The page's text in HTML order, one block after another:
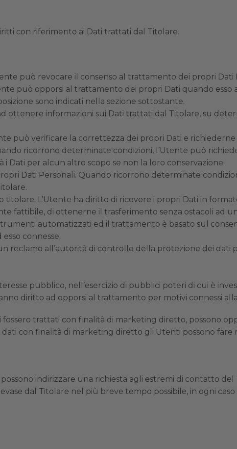
con riferimento ai Dati trattati dal Titolare.
può revocare il consenso al trattamento dei propri
può opporsi al trattamento dei propri Dati quando esso
sono indicati nella sezione sottostante.
ottenere informazioni sui Dati trattati dal Titolare, su
può verificare la correttezza dei propri Dati e
ricorrono determinate condizioni, l’Utente può
Dati per alcun altro scopo se non la loro conservazione.
Dati Personali. Quando ricorrono determinate
titolare. L’Utente ha diritto di ricevere i propri Dati in
fattibile, di ottenerne il trasferimento senza ostacoli ad
automatizzati ed il trattamento è basato sul
connesse.
reclamo all’autorità di controllo della protezione dei dati
pubblico, nell’esercizio di pubblici poteri di cui è
diritto ad opporsi al trattamento per motivi connessi
fossero trattati con finalità di marketing diretto, possono
con finalità di marketing diretto gli Utenti possono
indirizzare una richiesta agli estremi di contatto
dal Titolare nel più breve tempo possibile, in ogni